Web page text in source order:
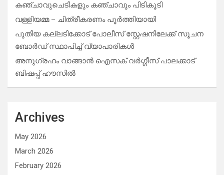
കഞ്ചാവുചെടികളും കഞ്ചാവും പിടികൂടി
വള്ളിയമ്മ – ചിത്രീകരണം പൂർത്തിയായി
പുതിയ കല്ലടിക്കോട് പോലീസ് സ്റ്റേഷനിലേക്ക് സൂചന
ബോർഡ് സ്ഥാപിച്ച് വ്യാപാരികൾ
അനുഗ്രഹം വാങ്ങാൻ ഐസക് വര്‍ഗ്ഗീസ് പാലക്കാട്
ബിഷപ്പ് ഹൗസില്‍
Archives
May 2026
March 2026
February 2026